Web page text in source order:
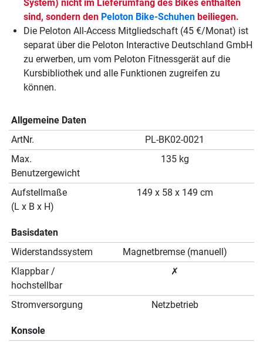
System) nicht im Lieferumfang des Bikes enthalten
sind, sondern den Peloton Bike-Schuhen beiliegen.
Die Peloton All-Access Mitgliedschaft (45 €/Monat) ist
separat über die Peloton Interactive Deutschland GmbH
zu erwerben, um vom Peloton Fitnessgerät auf die
Kursbibliothek und alle Funktionen zugreifen zu
können.
Allgemeine Daten
ArtNr.
PL-BK02-0021
Max.
Benutzergewicht
135 kg
Aufstellmaße
(L x B x H)
149 x 58 x 149 cm
Basisdaten
Widerstandssystem
Magnetbremse (manuell)
Klappbar /
hochstellbar
✗
Stromversorgung Netzbetrieb
Konsole